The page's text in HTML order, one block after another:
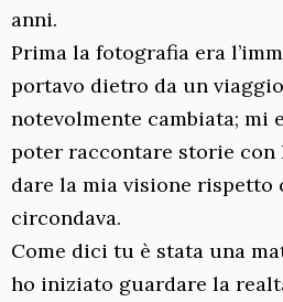
anni.
Prima la fotografia era
portavo dietro da un
notevolmente cambiata; mi
poter raccontare storie con
dare la mia visione rispetto
circondava.
Come dici tu è stata una
ho iniziato guardare la